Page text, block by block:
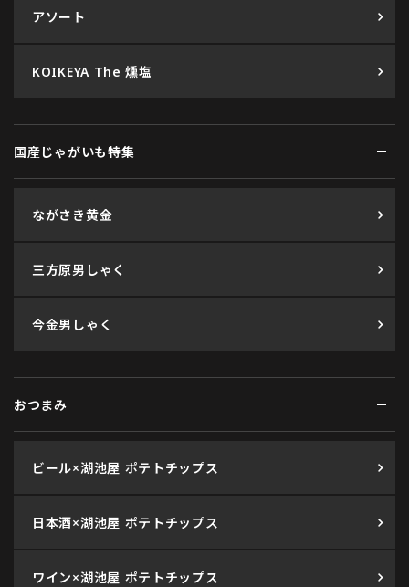
アソート
KOIKEYA The 燻塩
国産じゃがいも特集
ながさき黄金
三方原男しゃく
今金男しゃく
おつまみ
ビール×湖池屋 ポテトチップス
日本酒×湖池屋 ポテトチップス
ワイン×湖池屋 ポテトチップス